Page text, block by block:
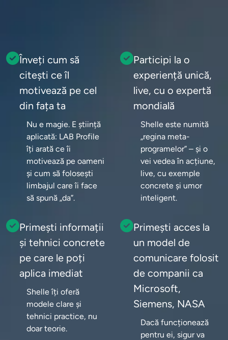
Înveți cum să
citești ce îl
motivează pe cel
din fața ta
Nu e magie. E știință
aplicată: LAB Profile
îți arată ce îi
motivează pe oameni
și cum să folosești
limbajul care îi face
să spună „da”.
Primești informații
și tehnici concrete
pe care le poți
aplica imediat
Shelle îți oferă
modele clare și
tehnici practice, nu
doar teorie.
Participi la o
experiență unică,
live, cu o expertă
mondială
Shelle este numită
„regina meta-
programelor” – și o
vei vedea în acțiune,
live, cu exemple
concrete și umor
inteligent.
Primești acces la
un model de
comunicare folosit
de companii ca
Microsoft,
Siemens, NASA
Dacă funcționează
pentru ei, sigur va